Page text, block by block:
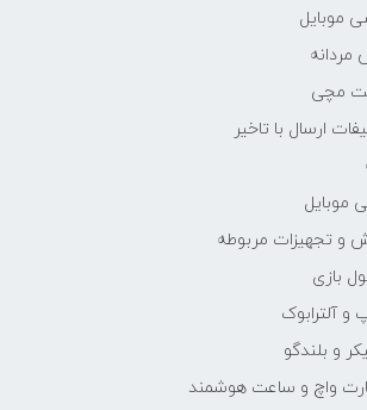
موبایل
مردانه
مچی
ارسال با تاخیر
موبایل
و تجهیزات مربوطه
بازی
و آلترابوک
و بلندگو
واچ و ساعت هوشمند